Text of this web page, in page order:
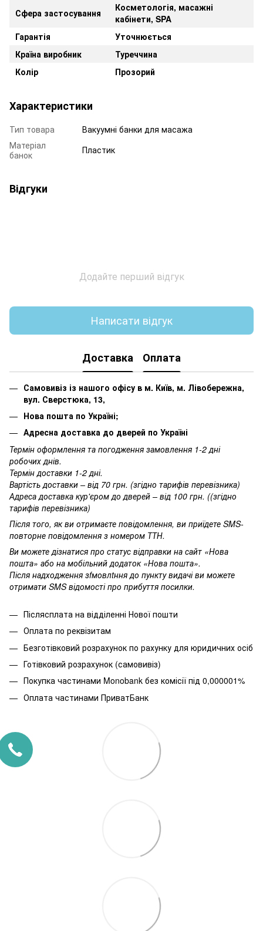
Сфера застосування
Косметологія, масажні
кабінети, SPA
Гарантія
Уточнюється
Країна виробник
Туреччина
Колір
Прозорий
Характеристики
Тип товара
Вакуумні банки для масажа
Матеріал
банок
Пластик
Відгуки
Додайте перший відгук
Написати відгук
Доставка Оплата
Самовивіз із нашого офісу в м. Київ, м. Лівобережна,
вул. Сверстюка, 13,
Нова пошта по Україні;
Адресна доставка до дверей по Україні
Термін оформлення та погодження замовлення 1-2 дні
робочих днів.
Термін доставки 1-2 дні.
Вартість доставки – від 70 грн. (згідно тарифів перевізника)
Адреса доставка кур'єром до дверей – від 100 грн. ((згідно
тарифів перевізника)
Після того, як ви отримаєте повідомлення, ви приїдете SMS-
повторне повідомлення з номером ТТН.
Ви можете дізнатися про статус відправки на сайт «Нова
пошта» або на мобільний додаток «Нова пошта».
Після надходження зfмовлtння до пункту видачі ви можете
отримати SMS відомості про прибуття посилки.
Післясплата на відділенні Нової пошти
Оплата по реквізитам
Безготівковий розрахунок по рахунку для юридичних осіб
Готівковий розрахунок (самовивіз)
Покупка частинами Monobank без комісії під 0,000001%
Оплата частинами ПриватБанк